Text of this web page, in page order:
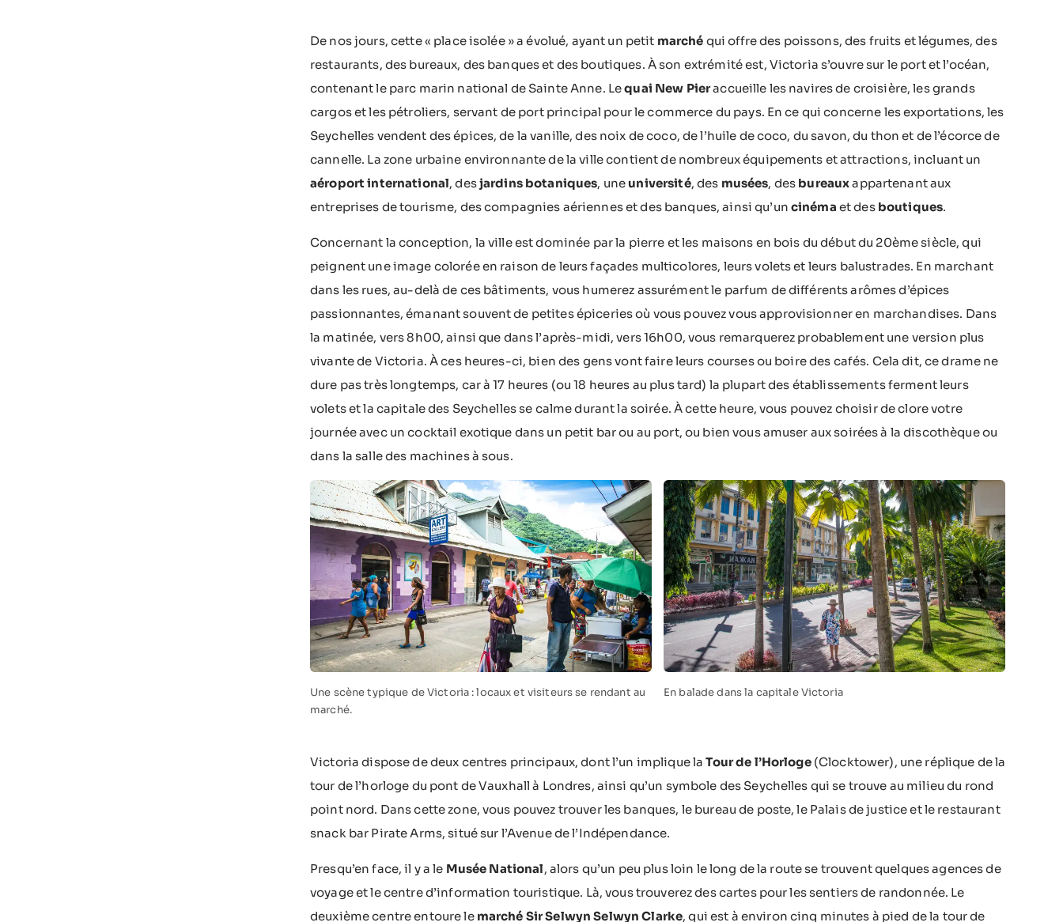
De nos jours, cette « place isolée » a évolué, ayant un petit marché qui offre des poissons, des fruits et légumes, des
restaurants, des bureaux, des banques et des boutiques. À son extrémité est, Victoria s’ouvre sur le port et l’océan,
contenant le parc marin national de Sainte Anne. Lequai New Pieraccueille les navires de croisière, les grands
cargos et les pétroliers, servant de port principal pour le commerce du pays. En ce qui concerne les exportations, les
Seychelles vendent des épices, de la vanille, des noix de coco, de l’huile de coco, du savon, du thon et de l’écorce de
cannelle. La zone urbaine environnante de la ville contient de nombreux équipements et attractions, incluant un
aéroport international, desjardins botaniques, une université, des musées, des bureaux appartenant aux
entreprises de tourisme, des compagnies aériennes et des banques, ainsi qu’un cinéma et des boutiques.
Concernant la conception, la ville est dominée par la pierre et les maisons en bois du début du 20ème siècle, qui
peignent une image colorée en raison de leurs façades multicolores, leurs volets et leurs balustrades. En marchant
dans les rues, au-delà de ces bâtiments, vous humerez assurément le parfum de différents arômes d’épices
passionnantes, émanant souvent de petites épiceries où vous pouvez vous approvisionner en marchandises. Dans
la matinée, vers 8h00, ainsi que dans l’après-midi, vers 16h00, vous remarquerez probablement une version plus
vivante de Victoria. À ces heures-ci, bien des gens vont faire leurs courses ou boire des cafés. Cela dit, ce drame ne
dure pas très longtemps, car à 17 heures (ou 18 heures au plus tard) la plupart des établissements ferment leurs
volets et la capitale des Seychelles se calme durant la soirée. À cette heure, vous pouvez choisir de clore votre
journée avec un cocktail exotique dans un petit bar ou au port, ou bien vous amuser aux soirées à la discothèque ou
dans la salle des machines à sous.
Une scène typique de Victoria : locaux et visiteurs se rendant au
marché.
En balade dans la capitale Victoria
Victoria dispose de deux centres principaux, dont l’un implique laTour de l’Horloge(Clocktower), une réplique de la
tour de l’horloge du pont de Vauxhall à Londres, ainsi qu’un symbole des Seychelles qui se trouve au milieu du rond
point nord. Dans cette zone, vous pouvez trouver les banques, le bureau de poste, le Palais de justice et le restaurant
snack bar Pirate Arms, situé sur l’Avenue de l’Indépendance.
Presqu’en face, il y a le Musée National, alors qu’un peu plus loin le long de la route se trouvent quelques agences de
voyage et le centre d’information touristique. Là, vous trouverez des cartes pour les sentiers de randonnée. Le
deuxième centre entoure le marché Sir Selwyn Selwyn Clarke, qui est à environ cinq minutes à pied de la tour de